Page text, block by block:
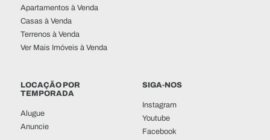
Apartamentos à Venda
Casas à Venda
Terrenos à Venda
Ver Mais Imóveis à Venda
LOCAÇÃO POR
TEMPORADA
Alugue
Anuncie
SIGA-NOS
Instagram
Youtube
Facebook